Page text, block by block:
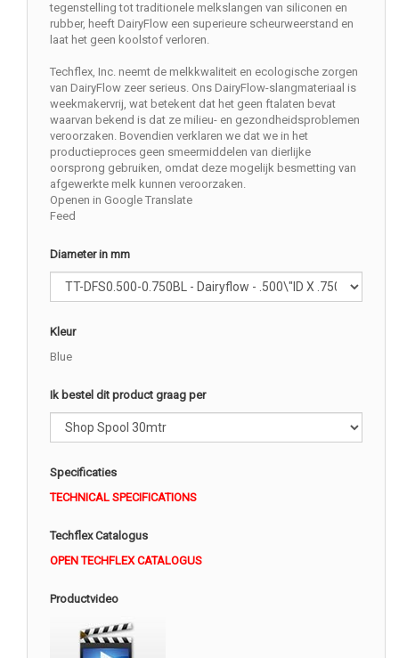
tegenstelling tot traditionele melkslangen van siliconen en
rubber, heeft DairyFlow een superieure scheurweerstand en
laat het geen koolstof verloren.
Techflex, Inc. neemt de melkkwaliteit en ecologische zorgen
van DairyFlow zeer serieus. Ons DairyFlow-slangmateriaal is
weekmakervrij, wat betekent dat het geen ftalaten bevat
waarvan bekend is dat ze milieu- en gezondheidsproblemen
veroorzaken. Bovendien verklaren we dat we in het
productieproces geen smeermiddelen van dierlijke
oorsprong gebruiken, omdat deze mogelijk besmetting van
afgewerkte melk kunnen veroorzaken.
Openen in Google Translate
Feed
Diameter in mm
Kleur
Blue
Ik bestel dit product graag per
Specificaties
TECHNICAL SPECIFICATIONS
Techflex Catalogus
OPEN TECHFLEX CATALOGUS
Productvideo